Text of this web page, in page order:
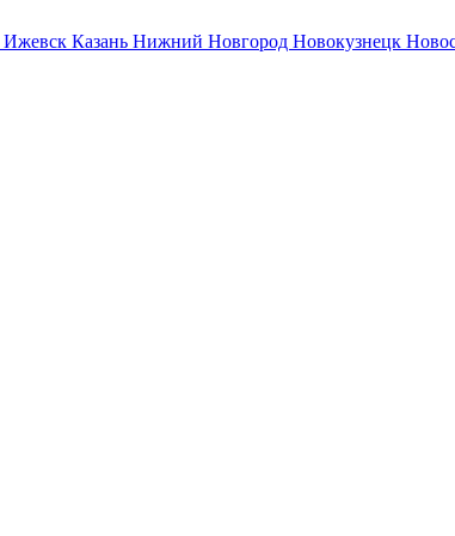
Ижевск Казань Нижний Новгород Новокузнецк